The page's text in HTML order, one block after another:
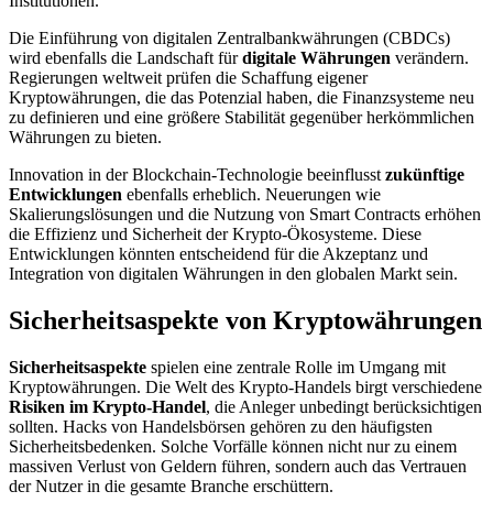
Die Einführung von digitalen Zentralbankwährungen (CBDCs)
wird ebenfalls die Landschaft fürdigitale Währungen verändern.
Regierungen weltweit prüfen die Schaffung eigener
Kryptowährungen, die das Potenzial haben, die Finanzsysteme neu
zu definieren und eine größere Stabilität gegenüber herkömmlichen
Währungen zu bieten.
Innovation in der Blockchain-Technologie beeinflusst zukünftige
Entwicklungen ebenfalls erheblich. Neuerungen wie
Skalierungslösungen und die Nutzung von Smart Contracts erhöhen
die Effizienz und Sicherheit der Krypto-Ökosysteme. Diese
Entwicklungen könnten entscheidend für die Akzeptanz und
Integration von digitalen Währungen in den globalen Markt sein.
Sicherheitsaspekte von Kryptowährungen
Sicherheitsaspekte spielen eine zentrale Rolle im Umgang mit
Kryptowährungen. Die Welt des Krypto-Handels birgt verschiedene
Risiken im Krypto-Handel, die Anleger unbedingt berücksichtigen
sollten. Hacks von Handelsbörsen gehören zu den häufigsten
Sicherheitsbedenken. Solche Vorfälle können nicht nur zu einem
massiven Verlust von Geldern führen, sondern auch das Vertrauen
der Nutzer in die gesamte Branche erschüttern.